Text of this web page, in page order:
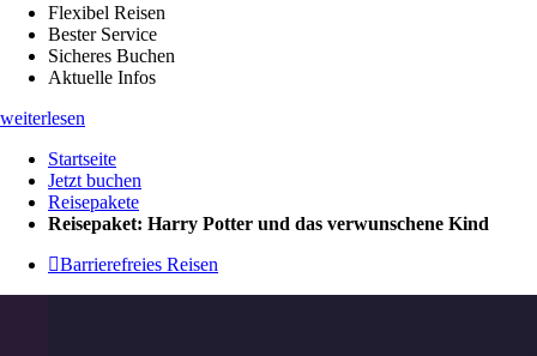
Flexibel Reisen
Bester Service
Sicheres Buchen
Aktuelle Infos
weiterlesen
Startseite
Jetzt buchen
Reisepakete
Reisepaket: Harry Potter und das verwunschene Kind
Barrierefreies Reisen